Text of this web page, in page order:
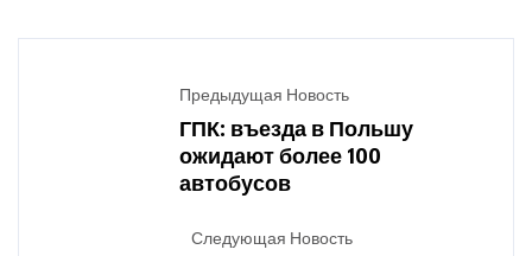
Предыдущая Новость
ГПК: въезда в Польшу
ожидают более 100
автобусов
Следующая Новость